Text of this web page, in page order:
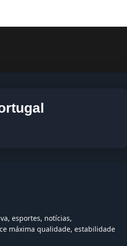
esportes, notícias,
máxima qualidade, estabilidade